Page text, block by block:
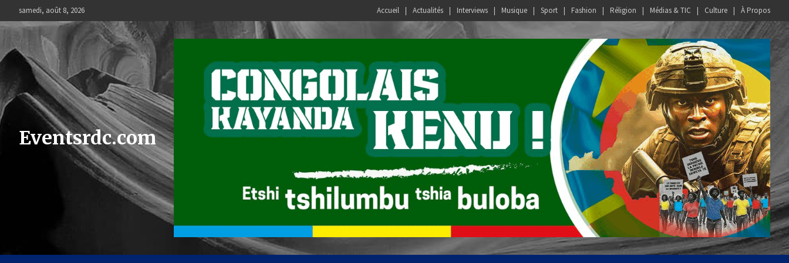
to
content
samedi, août 8, 2026 Accueil Actualités Interviews Musique Sport Fashion Réligion Médias & TIC Culture À Propos
Eventsrdc.com